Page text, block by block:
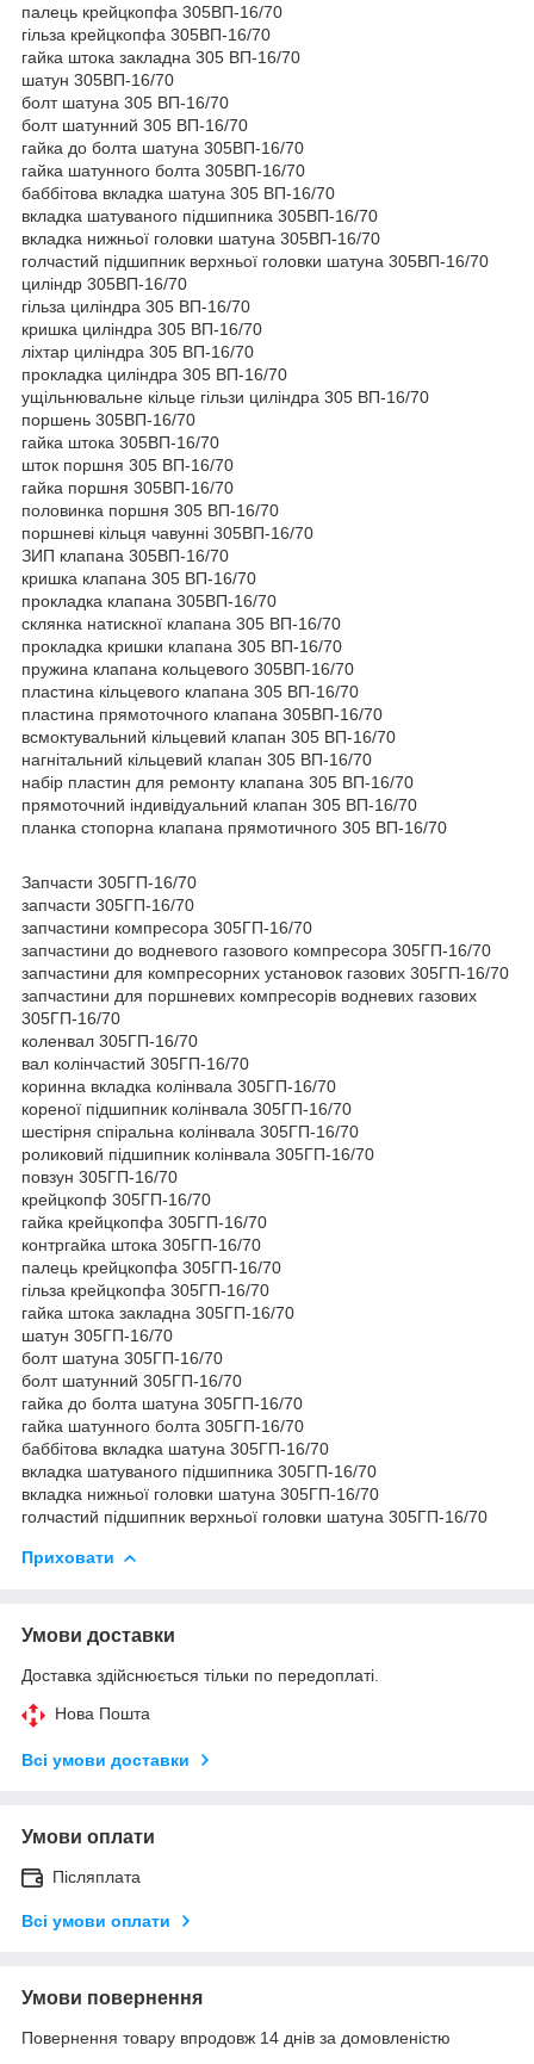
палець крейцкопфа 305ВП-16/70
гільза крейцкопфа 305ВП-16/70
гайка штока закладна 305 ВП-16/70
шатун 305ВП-16/70
болт шатуна 305 ВП-16/70
болт шатунний 305 ВП-16/70
гайка до болта шатуна 305ВП-16/70
гайка шатунного болта 305ВП-16/70
баббітова вкладка шатуна 305 ВП-16/70
вкладка шатуваного підшипника 305ВП-16/70
вкладка нижньої головки шатуна 305ВП-16/70
голчастий підшипник верхньої головки шатуна 305ВП-16/70
циліндр 305ВП-16/70
гільза циліндра 305 ВП-16/70
кришка циліндра 305 ВП-16/70
ліхтар циліндра 305 ВП-16/70
прокладка циліндра 305 ВП-16/70
ущільнювальне кільце гільзи циліндра 305 ВП-16/70
поршень 305ВП-16/70
гайка штока 305ВП-16/70
шток поршня 305 ВП-16/70
гайка поршня 305ВП-16/70
половинка поршня 305 ВП-16/70
поршневі кільця чавунні 305ВП-16/70
ЗИП клапана 305ВП-16/70
кришка клапана 305 ВП-16/70
прокладка клапана 305ВП-16/70
склянка натискної клапана 305 ВП-16/70
прокладка кришки клапана 305 ВП-16/70
пружина клапана кольцевого 305ВП-16/70
пластина кільцевого клапана 305 ВП-16/70
пластина прямоточного клапана 305ВП-16/70
всмоктувальний кільцевий клапан 305 ВП-16/70
нагнітальний кільцевий клапан 305 ВП-16/70
набір пластин для ремонту клапана 305 ВП-16/70
прямоточний індивідуальний клапан 305 ВП-16/70
планка стопорна клапана прямотичного 305 ВП-16/70
Запчасти 305ГП-16/70
запчасти 305ГП-16/70
запчастини компресора 305ГП-16/70
запчастини до водневого газового компресора 305ГП-16/70
запчастини для компресорних установок газових 305ГП-16/70
запчастини для поршневих компресорів водневих газових
305ГП-16/70
коленвал 305ГП-16/70
вал колінчастий 305ГП-16/70
коринна вкладка колінвала 305ГП-16/70
кореної підшипник колінвала 305ГП-16/70
шестірня спіральна колінвала 305ГП-16/70
роликовий підшипник колінвала 305ГП-16/70
повзун 305ГП-16/70
крейцкопф 305ГП-16/70
гайка крейцкопфа 305ГП-16/70
контргайка штока 305ГП-16/70
палець крейцкопфа 305ГП-16/70
гільза крейцкопфа 305ГП-16/70
гайка штока закладна 305ГП-16/70
шатун 305ГП-16/70
болт шатуна 305ГП-16/70
болт шатунний 305ГП-16/70
гайка до болта шатуна 305ГП-16/70
гайка шатунного болта 305ГП-16/70
баббітова вкладка шатуна 305ГП-16/70
вкладка шатуваного підшипника 305ГП-16/70
вкладка нижньої головки шатуна 305ГП-16/70
голчастий підшипник верхньої головки шатуна 305ГП-16/70
Приховати
Умови доставки
Доставка здійснюється тільки по передоплаті.
Нова Пошта
Всі умови доставки
Умови оплати
Післяплата
Всі умови оплати
Умови повернення
Повернення товару впродовж 14 днів за домовленістю